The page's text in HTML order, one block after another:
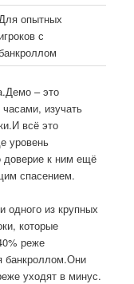
Для опытных
игроков с
– это
изучать
всё это
уровень
доверие к ним ещё
спасением.
одного из крупных
которые
реже
банкроллом.Они
уходят в минус.